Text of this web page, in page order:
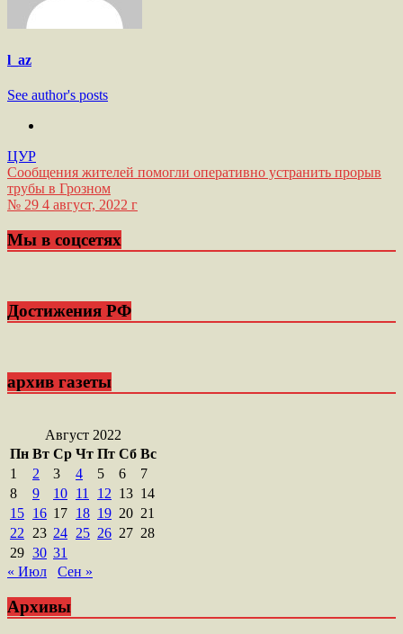
l_az
See author's posts
ЦУР
Навигация
по
Сообщения жителей помогли оперативно устранить прорыв
трубы в Грозном
№ 29 4 август, ‎2022 ‎г
Мы в соцсетях
Достижения РФ
архив газеты
Август 2022
Пн Вт Ср Чт Пт Сб Вс
1
2 3 4 5 6
7
8
9 10 11 12 13 14
15 16 17 18 19 20 21
22
23 24 25 26 27 28
29 30 31
« Июл
Сен »
Архивы